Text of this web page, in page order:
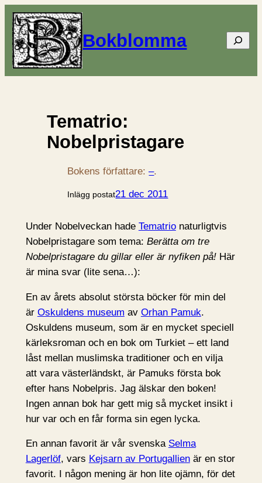
Bokblomma Sök
Tematrio:
Nobelpristagare
Bokens författare:–.
Inlägg postat21 dec 2011
Under Nobelveckan hade Tematrionaturligtvis
Nobelpristagare som tema: Berätta om tre
Nobelpristagare du gillar eller är nyfiken på!Här
är mina svar (lite sena…):
En av årets absolut största böcker för min del
är Oskuldens museum av Orhan Pamuk.
Oskuldens museum, som är en mycket speciell
kärleksroman och en bok om Turkiet – ett land
låst mellan muslimska traditioner och en vilja
att vara västerländskt, är Pamuks första bok
efter hans Nobelpris. Jag älskar den boken!
Ingen annan bok har gett mig så mycket insikt i
hur var och en får forma sin egen lycka.
En annan favorit är vår svenska Selma
Lagerlöf, vars Kejsarn av Portugallienär en stor
favorit. I någon mening är hon lite ojämn, för det